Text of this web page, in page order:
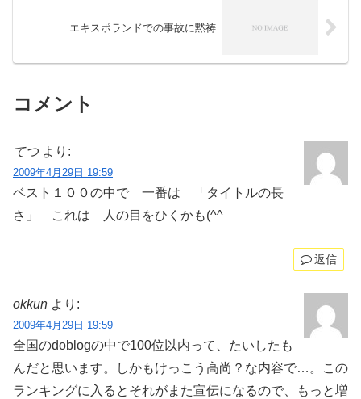
エキスポランドでの事故に黙祷
コメント
てつ より:
2009年4月29日 19:59
ベスト１００の中で 一番は 「タイトルの長
さ」 これは 人の目をひくかも(^^ゞ
返信
okkun より:
2009年4月29日 19:59
全国のdoblogの中で100位以内って、たいしたも
んだと思います。しかもけっこう高尚？な内容で…。この
ランキングに入るとそれがまた宣伝になるので、もっと増